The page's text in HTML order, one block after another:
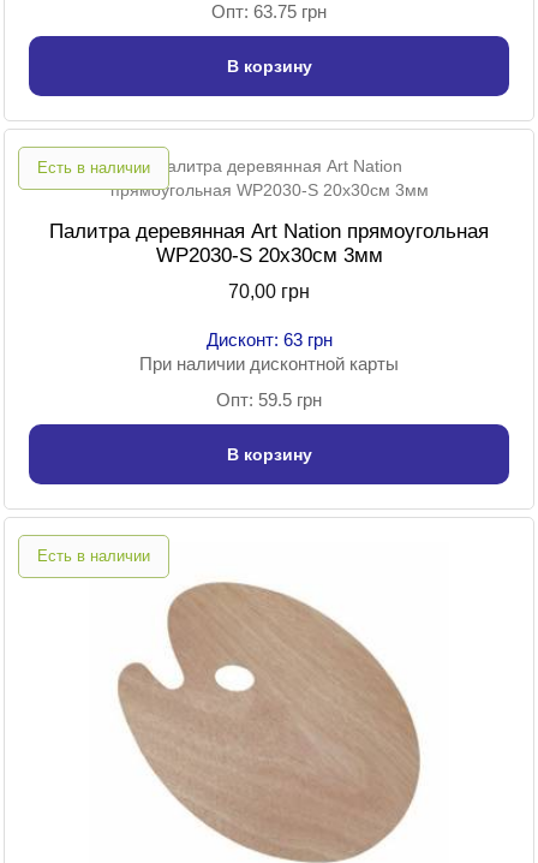
Опт: 63.75 грн
В корзину
Есть в наличии
Палитра деревянная Art Nation прямоугольная
WP2030-S 20х30см 3мм
70,00 грн
Дисконт: 63 грн
При наличии дисконтной карты
Опт: 59.5 грн
В корзину
Есть в наличии